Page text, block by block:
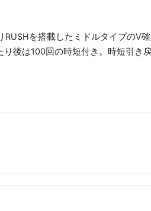
を搭載したミドルタイプの
後は100回の時短付き。時短引